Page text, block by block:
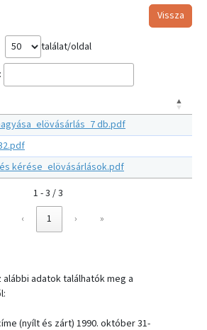
Vissza
találat/oldal
db.pdf
kérése_elövásárlások.pdf
1 - 3 / 3
‹ 1 › »
alábbi adatok találhatók meg a
(nyílt és zárt) 1990. október 31-